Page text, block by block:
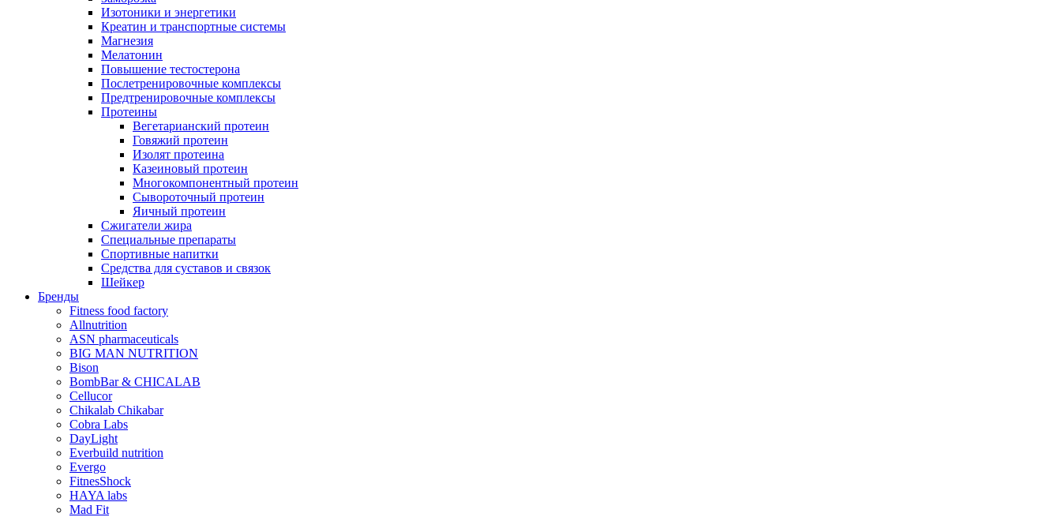
Изотоники и энергетики
Креатин и транспортные системы
Магнезия
Мелатонин
Повышение тестостерона
Послетренировочные комплексы
Предтренировочные комплексы
Протеины
Вегетарианский протеин
Говяжий протеин
Изолят протеина
Казеиновый протеин
Многокомпонентный протеин
Сывороточный протеин
Яичный протеин
Сжигатели жира
Специальные препараты
Спортивные напитки
Средства для суставов и связок
Шейкер
Бренды
Fitness food factory
Allnutrition
ASN pharmaceuticals
BIG MAN NUTRITION
Bison
BombBar & CHICALAB
Cellucor
Chikalab Chikabar
Cobra Labs
DayLight
Everbuild nutrition
Evergo
FitnesShock
HAYA labs
Mad Fit